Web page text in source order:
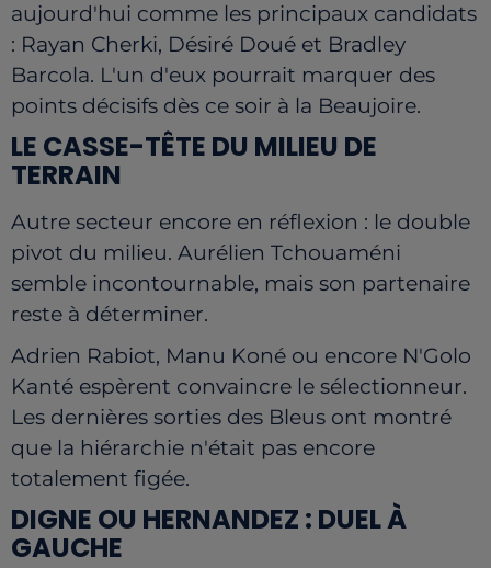
aujourd'hui comme les principaux candidats
: Rayan Cherki, Désiré Doué et Bradley
Barcola. L'un d'eux pourrait marquer des
points décisifs dès ce soir à la Beaujoire.
LE CASSE-TÊTE DU MILIEU DE
TERRAIN
Autre secteur encore en réflexion : le double
pivot du milieu. Aurélien Tchouaméni
semble incontournable, mais son partenaire
reste à déterminer.
Adrien Rabiot, Manu Koné ou encore N'Golo
Kanté espèrent convaincre le sélectionneur.
Les dernières sorties des Bleus ont montré
que la hiérarchie n'était pas encore
totalement figée.
DIGNE OU HERNANDEZ : DUEL À
GAUCHE